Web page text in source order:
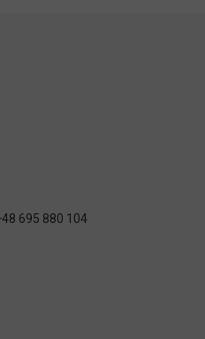
695 880 104